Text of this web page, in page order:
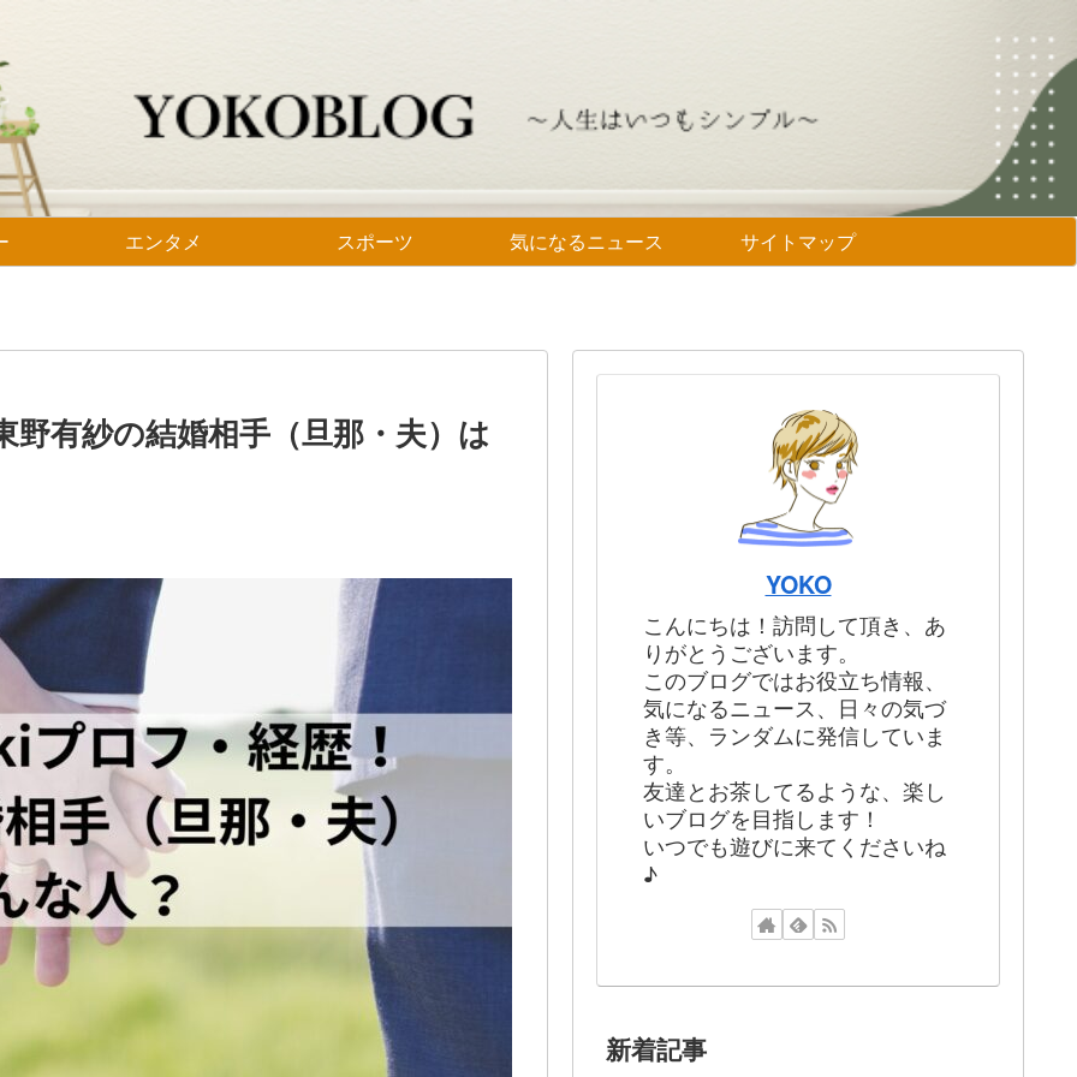
エンタメ スポーツ 気になるニュース サイトマップ
有紗の結婚相手（旦那・夫）は
YOKO
こんにちは！訪問して頂き、あ
りがとうございます。
このブログではお役立ち情報、
気になるニュース、日々の気づ
き等、ランダムに発信していま
す。
友達とお茶してるような、楽し
いブログを目指します！
いつでも遊びに来てくださいね
♪
新着記事